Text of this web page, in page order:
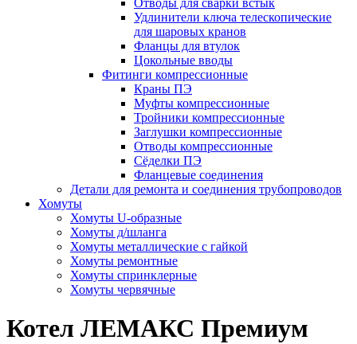
Отводы для сварки встык
Удлинители ключа телескопические
для шаровых кранов
Фланцы для втулок
Цокольные вводы
Фитинги компрессионные
Краны ПЭ
Муфты компрессионные
Тройники компрессионные
Заглушки компрессионные
Отводы компрессионные
Сёделки ПЭ
Фланцевые соединения
Детали для ремонта и соединения трубопроводов
Хомуты
Хомуты U-образные
Хомуты д/шланга
Хомуты металлические с гайкой
Хомуты ремонтные
Хомуты спринклерные
Хомуты червячные
Котел ЛЕМАКС Премиум